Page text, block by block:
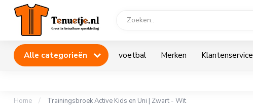
Alle categorieën voetbal Merken Klantenservice
Home / Trainingsbroek Active Kids en Uni | Zwart - Wit